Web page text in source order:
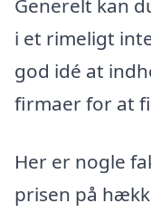
Generelt kan
i et rimeligt
god idé at
firmaer for at
Her er nogle
prisen på